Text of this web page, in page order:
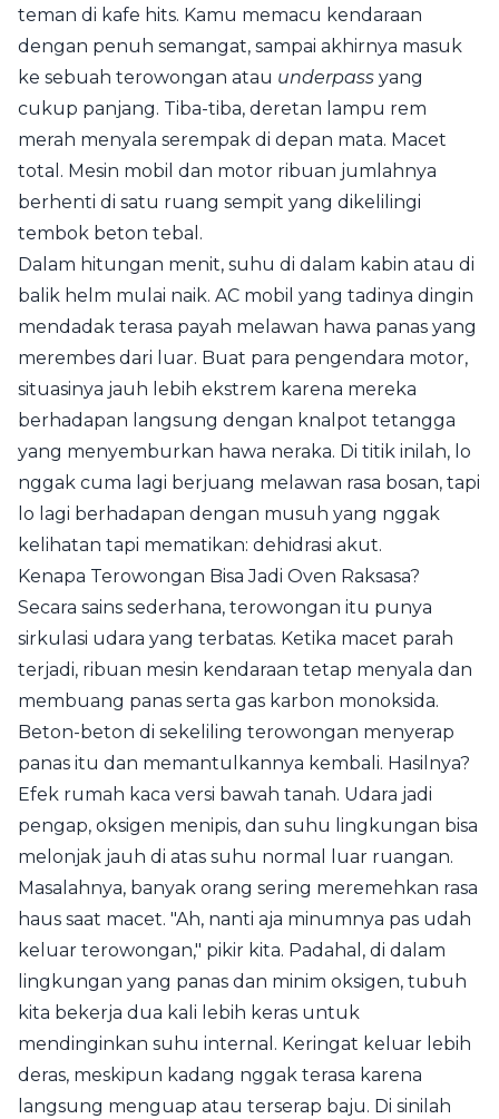
teman di kafe hits. Kamu memacu kendaraan
dengan penuh semangat, sampai akhirnya masuk
ke sebuah terowongan atau underpass yang
cukup panjang. Tiba-tiba, deretan lampu rem
merah menyala serempak di depan mata. Macet
total. Mesin mobil dan motor ribuan jumlahnya
berhenti di satu ruang sempit yang dikelilingi
tembok beton tebal.
Dalam hitungan menit, suhu di dalam kabin atau di
balik helm mulai naik. AC mobil yang tadinya dingin
mendadak terasa payah melawan hawa panas yang
merembes dari luar. Buat para pengendara motor,
situasinya jauh lebih ekstrem karena mereka
berhadapan langsung dengan knalpot tetangga
yang menyemburkan hawa neraka. Di titik inilah, lo
nggak cuma lagi berjuang melawan rasa bosan, tapi
lo lagi berhadapan dengan musuh yang nggak
kelihatan tapi mematikan: dehidrasi akut.
Kenapa Terowongan Bisa Jadi Oven Raksasa?
Secara sains sederhana, terowongan itu punya
sirkulasi udara yang terbatas. Ketika macet parah
terjadi, ribuan mesin kendaraan tetap menyala dan
membuang panas serta gas karbon monoksida.
Beton-beton di sekeliling terowongan menyerap
panas itu dan memantulkannya kembali. Hasilnya?
Efek rumah kaca versi bawah tanah. Udara jadi
pengap, oksigen menipis, dan suhu lingkungan bisa
melonjak jauh di atas suhu normal luar ruangan.
Masalahnya, banyak orang sering meremehkan rasa
haus saat macet. "Ah, nanti aja minumnya pas udah
keluar terowongan," pikir kita. Padahal, di dalam
lingkungan yang panas dan minim oksigen, tubuh
kita bekerja dua kali lebih keras untuk
mendinginkan suhu internal. Keringat keluar lebih
deras, meskipun kadang nggak terasa karena
langsung menguap atau terserap baju. Di sinilah